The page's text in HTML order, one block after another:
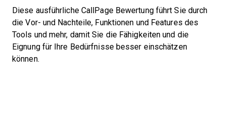
Diese ausführliche CallPage Bewertung führt Sie durch
die Vor- und Nachteile, Funktionen und Features des
Tools und mehr, damit Sie die Fähigkeiten und die
Eignung für Ihre Bedürfnisse besser einschätzen
können.